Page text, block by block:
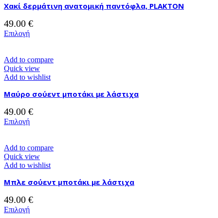
επιλογές
να
επιλεγούν
του
προϊόντος
Χακί δερμάτινη ανατομική παντόφλα, PLAKTON
49.00 €
ΕπιλογήΑυτό
έχει
πολλαπλές
παραλλαγές.
επιλογές
να
επιλεγούν
του
προϊόντος
Add to compare
Quick view
Add to wishlist
Μαύρο σούεντ μποτάκι με λάστιχα
49.00 €
ΕπιλογήΑυτό
έχει
πολλαπλές
παραλλαγές.
επιλογές
να
επιλεγούν
Add to compare
Quick view
Add to wishlist
Μπλε σούεντ μποτάκι με λάστιχα
49.00 €
ΕπιλογήΑυτό